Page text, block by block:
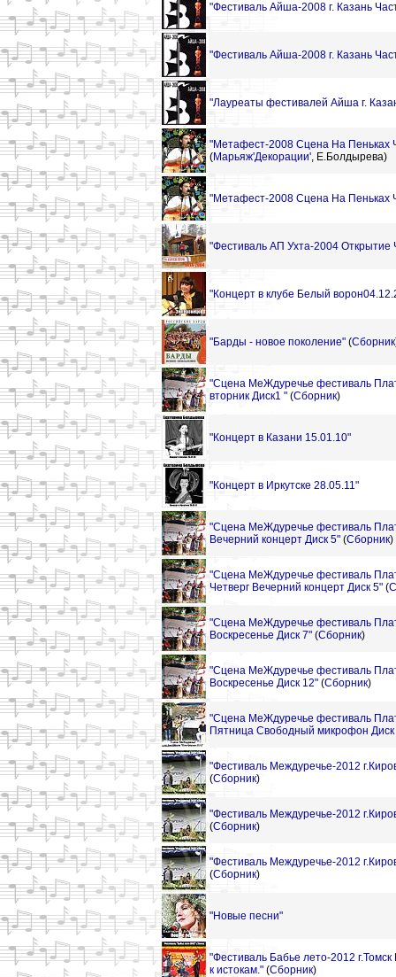
"Фестиваль Айша-2008 г. Казань
"Фестиваль Айша-2008 г. Казань
"Лауреаты фестивалей Айша г.
"Метафест-2008 Сцена На Пеньках
(Марьяж'Декорации', Е.Болдырева)
"Метафест-2008 Сцена На Пеньках
"Фестиваль АП Ухта-2004 Открытие
"Концерт в клубе Белый
"Барды - новое поколение" (Сборник
"Сцена МеЖдуречье фестиваль
вторник Диск1 " (Сборник)
"Концерт в Казани 15.01.10"
"Концерт в Иркутске 28.05.11"
"Сцена МеЖдуречье фестиваль
Вечерний концерт Диск 5" (Сборник)
"Сцена МеЖдуречье фестиваль
Четверг Вечерний концерт Диск 5" (
"Сцена МеЖдуречье фестиваль
Воскресенье Диск 7" (Сборник)
"Сцена МеЖдуречье фестиваль
Воскресенье Диск 12" (Сборник)
"Сцена МеЖдуречье фестиваль
Пятница Свободный микрофон Диск
"Фестиваль Междуречье-2012
(Сборник)
"Фестиваль Междуречье-2012
(Сборник)
"Фестиваль Междуречье-2012
(Сборник)
"Новые песни"
"Фестиваль Бабье лето-2012
к истокам." (Сборник)